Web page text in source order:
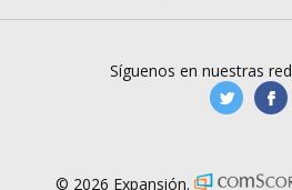
Síguenos en nuestras
© 2026 Expansión.